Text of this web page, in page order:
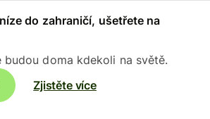
do zahraničí, ušetřete na
budou doma kdekoli na světě.
Zjistěte více